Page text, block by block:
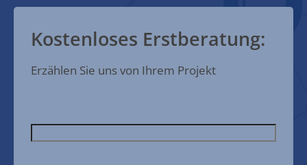
Kostenloses Erstberatung:
Erzählen Sie uns von Ihrem Projekt